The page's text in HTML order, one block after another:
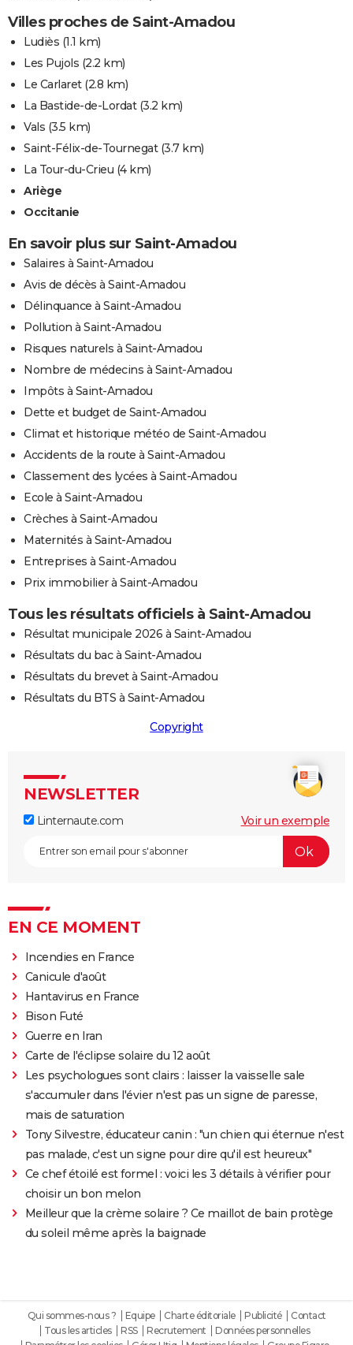
Villes proches de Saint-Amadou
Ludiès (1.1 km)
Les Pujols (2.2 km)
Le Carlaret(2.8 km)
La Bastide-de-Lordat(3.2 km)
Vals (3.5 km)
Saint-Félix-de-Tournegat(3.7 km)
La Tour-du-Crieu (4 km)
Ariège
Occitanie
En savoir plus sur Saint-Amadou
Salaires à Saint-Amadou
Avis de décès à Saint-Amadou
Délinquance à Saint-Amadou
Pollution à Saint-Amadou
Risques naturels à Saint-Amadou
Nombre de médecins à Saint-Amadou
Impôts à Saint-Amadou
Dette et budget de Saint-Amadou
Climat et historique météo de Saint-Amadou
Accidents de la route à Saint-Amadou
Classement des lycées à Saint-Amadou
Ecole à Saint-Amadou
Crèches à Saint-Amadou
Maternités à Saint-Amadou
Entreprises à Saint-Amadou
Prix immobilier à Saint-Amadou
Tous les résultats officiels à Saint-Amadou
Résultat municipale 2026 à Saint-Amadou
Résultats du bac à Saint-Amadou
Résultats du brevet à Saint-Amadou
Résultats du BTS à Saint-Amadou
Copyright
NEWSLETTER
Linternaute.com Voir un exemple
EN CE MOMENT
Incendies en France
Canicule d'août
Hantavirus en France
Bison Futé
Guerre en Iran
Carte de l'éclipse solaire du 12 août
Les psychologues sont clairs : laisser la vaisselle sale
s'accumuler dans l'évier n'est pas un signe de paresse,
mais de saturation
Tony Silvestre, éducateur canin : "un chien qui éternue n'est
pas malade, c'est un signe pour dire qu'il est heureux"
Ce chef étoilé est formel : voici les 3 détails à vérifier pour
choisir un bon melon
Meilleur que la crème solaire ? Ce maillot de bain protège
du soleil même après la baignade
Qui sommes-nous ? Equipe Charte éditoriale Publicité
Contact
Tous les articles
RSS Recrutement
Données personnelles